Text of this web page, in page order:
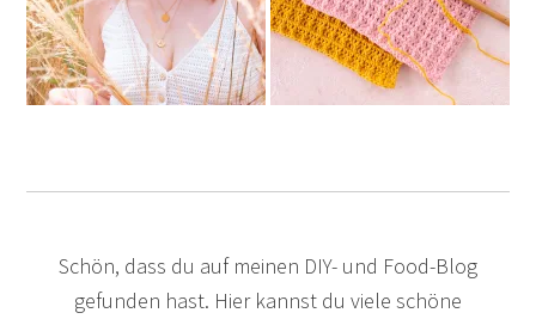
Schön, dass du auf meinen DIY- und Food-Blog
gefunden hast. Hier kannst du viele schöne